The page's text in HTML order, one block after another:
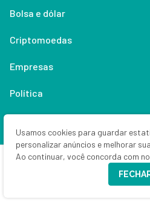
Bolsa e dólar
Criptomoedas
Empresas
Política
Renda fixa
Usamos cookies para guardar
personalizar anúncios e melhorar
Ao continuar, você concorda com